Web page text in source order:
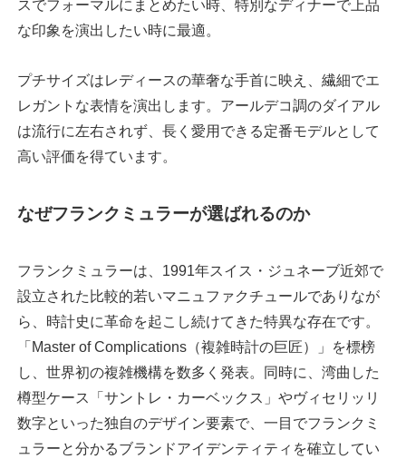
スでフォーマルにまとめたい時、特別なディナーで上品
な印象を演出したい時に最適。
プチサイズはレディースの華奢な手首に映え、繊細でエ
レガントな表情を演出します。アールデコ調のダイアル
は流行に左右されず、長く愛用できる定番モデルとして
高い評価を得ています。
なぜフランクミュラーが選ばれるのか
フランクミュラーは、1991年スイス・ジュネーブ近郊で
設立された比較的若いマニュファクチュールでありなが
ら、時計史に革命を起こし続けてきた特異な存在です。
「Master of Complications（複雑時計の巨匠）」を標榜
し、世界初の複雑機構を数多く発表。同時に、湾曲した
樽型ケース「サントレ・カーベックス」やヴィセリッリ
数字といった独自のデザイン要素で、一目でフランクミ
ュラーと分かるブランドアイデンティティを確立してい